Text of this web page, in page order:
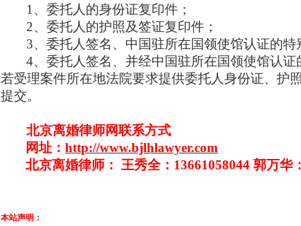
1、委托人的身份证复印件；
2、委托人的护照及签证复印件；
3、委托人签名、中国驻所在国领使馆认证的特
4、委托人签名、并经中国驻所在国领使馆认证
若受理案件所在地法院要求提供委托人身份证、护
提交。
北京离婚律师网联系方式
网址：http://www.bjlhlawyer.com
北京离婚律师：
王秀全： 13661058044 郭万华：
本站声明：